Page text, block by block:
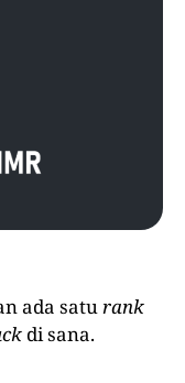
ada saturank
di sana.